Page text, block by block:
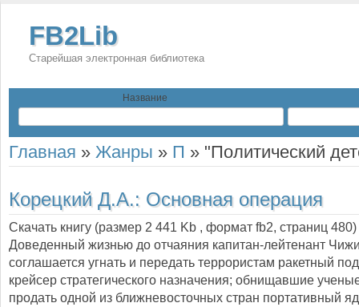
FB2Lib
Старейшая электронная библиотека
Название
Главная » Жанры » П » "Политический
Корецкий Д.А.: Основная операция
Скачать книгу (размер 2 441 Kb , формат fb2, страниц 480
Доведенный жизнью до отчаяния капитан-лейтенант
соглашается угнать и передать террористам ракетный
крейсер стратегического назначения; обнищавшие
продать одной из ближневосточных стран портативный